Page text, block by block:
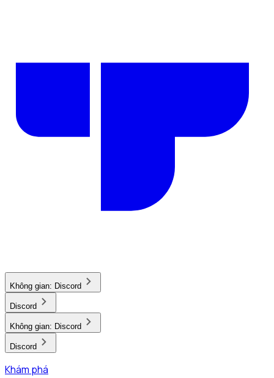
Không gian: Discord
Discord
Không gian: Discord
Discord
Khám phá